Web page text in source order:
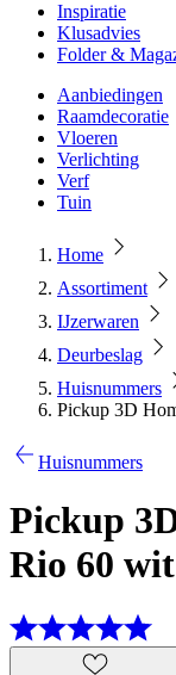
Inspiratie
Klusadvies
Folder &
Aanbiedingen
Raamdecoratie
Vloeren
Verlichting
Verf
Tuin
Home
Assortiment
IJzerwaren
Deurbeslag
Huisnummers
Pickup 3D
Huisnummers
Pickup
Rio 60